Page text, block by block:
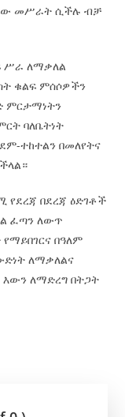
መሥራት ሲችሉ ብቻ
ሥራ ለማቃለል
ቁልፍ ምሰሶዎችን
ምርታማነትን
ባለቤትነት
ተከተልን በመለየትና
የደረጃ በደረጃ ዕድገቶች
ፈጣን ለውጥ
በዓለም
ለማቃለልና
እውን ለማድረግ በትጋት